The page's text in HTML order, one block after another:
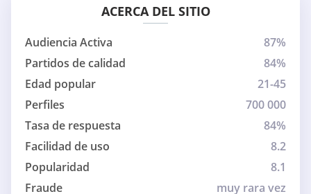
ACERCA DEL SITIO
Audiencia Activa
87%
Partidos de calidad
84%
Edad popular
21-45
Perfiles
700 000
Tasa de respuesta
84%
Facilidad de uso
8.2
Popularidad
8.1
Fraude
muy rara vez